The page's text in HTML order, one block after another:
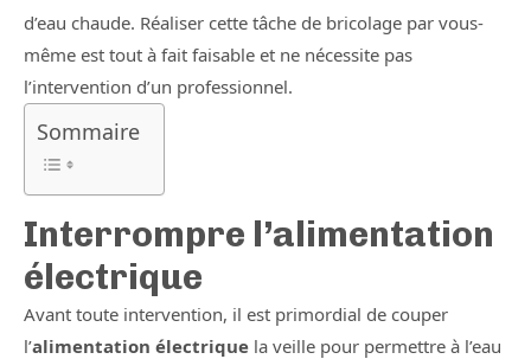
d’eau chaude. Réaliser cette tâche de bricolage par vous-
même est tout à fait faisable et ne nécessite pas
l’intervention d’un professionnel.
Sommaire
Interrompre l’alimentation
électrique
Avant toute intervention, il est primordial de couper
l’alimentation électrique la veille pour permettre à l’eau